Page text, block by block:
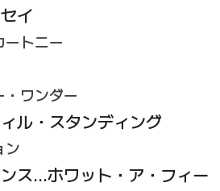
イ
トニー
・ワンダー
ル・スタンディング
ン
ス…ホワット・ア・フィー